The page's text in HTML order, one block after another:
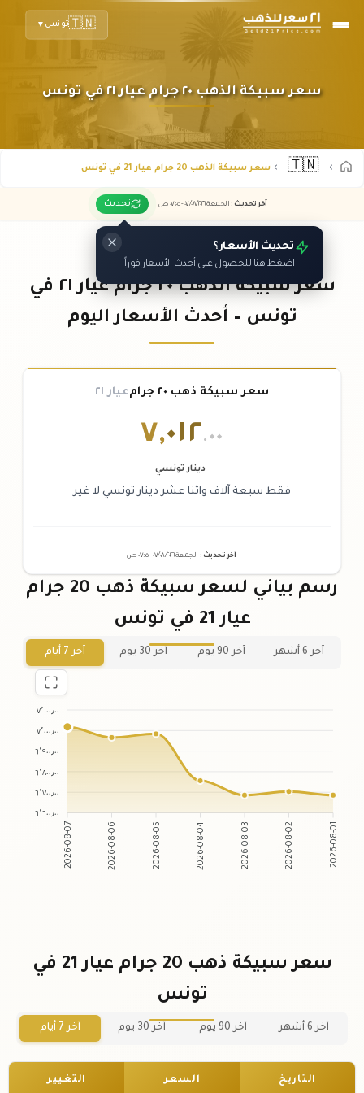
🇹🇳تونس ▼
سعر سبيكة الذهب ٢٠ جرام عيار ٢١ في تونس
🇹🇳 سعر سبيكة الذهب 20 جرام عيار 21 في تونس
آخر تحديث : الجمعة ٠٧ /٠٨/٢٠٢٦ - ٠٧:٠٥ ص تحديث
تحديث الأسعار؟
اضغط هنا للحصول على أحدث الأسعار فوراً
سعر سبيكة الذهب ٢٠ جرام عيار ٢١ في
تونس – أحدث الأسعار اليوم
سعر سبيكة ذهب ٢٠ جرام عيار ٢١
٧,٠١٢.٠٠
دينار تونسي
فقط سبعة آلاف واثنا عشر دينار تونسي لا غير
آخر تحديث : الجمعة ٠٧ /٠٨/٢٠٢٦ - ٠٧:٠٥ ص
رسم بياني لسعر سبيكة ذهب 20 جرام
عيار 21 في تونس
آخر 6 أشهر آخر 90 يوم آخر 30 يوم آخر 7 أيام
٧٬١٠٠٫٠٠
٧٬٠٠٠٫٠٠
٦٬٩٠٠٫٠٠
٦٬٨٠٠٫٠٠
٦٬٧٠٠٫٠٠
٦٬٦٠٠٫٠٠
2026-08-07 2026-08-06 2026-08-05 2026-08-04 2026-08-03 2026-08-02 2026-08-01
سعر سبيكة ذهب 20 جرام عيار 21 في
تونس
آخر 6 أشهر آخر 90 يوم آخر 30 يوم آخر 7 أيام
التاريخ السعر التغيير